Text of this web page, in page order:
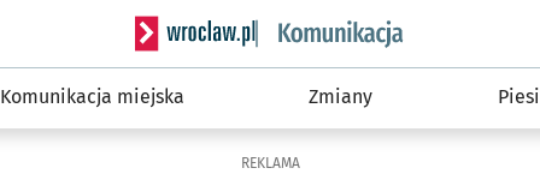
Serwis informacyjny wroclaw.pl podserwis:
Komunikacja miejska Zmiany Piesi
REKLAMA